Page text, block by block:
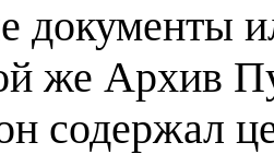
документы
же Архив
содержал